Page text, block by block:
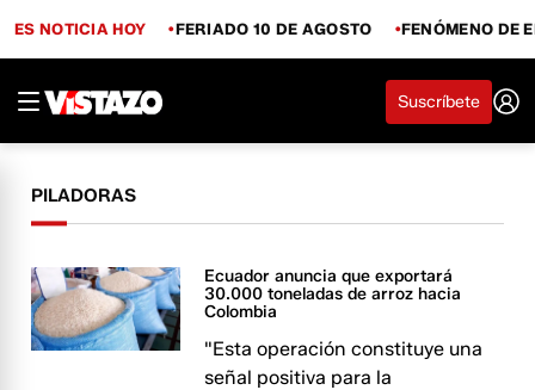
ES NOTICIA HOY FERIADO 10 DE AGOSTO FENÓMENO DE
Suscríbete
PILADORAS
Ecuador anuncia que exportará
30.000 toneladas de arroz hacia
Colombia
"Esta operación constituye una
señal positiva para la